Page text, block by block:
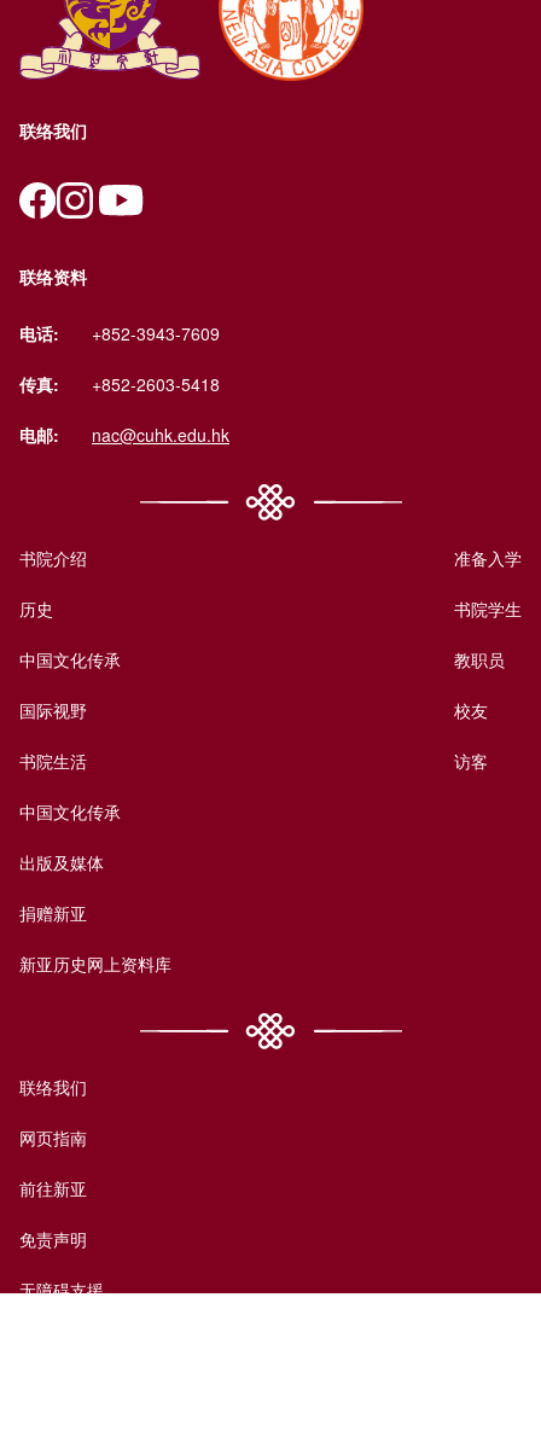
联络我们
联络资料
电话: +852-3943-7609
传真: +852-2603-5418
电邮: nac@cuhk.edu.hk
书院介绍
历史
中国文化传承
国际视野
书院生活
中国文化传承
出版及媒体
捐赠新亚
新亚历史网上资料库
准备入学
书院学生
教职员
校友
访客
联络我们
网页指南
前往新亚
免责声明
无障碍支援